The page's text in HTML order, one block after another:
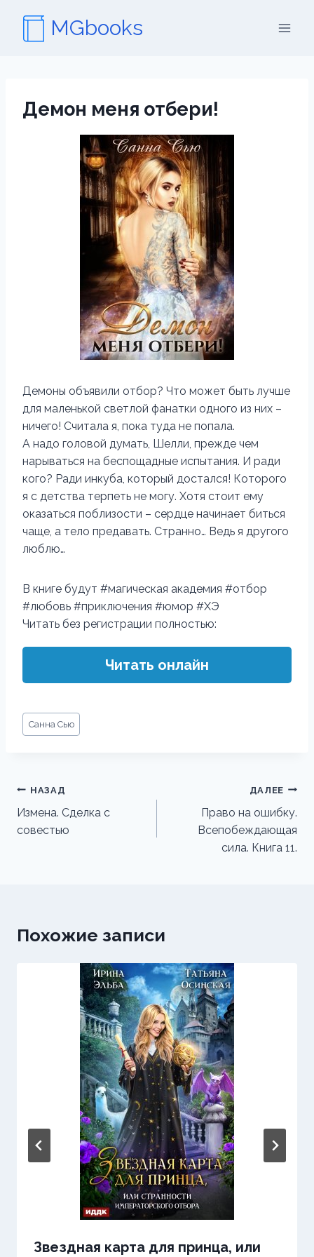
содержимому
MGbooks
Демон меня отбери!
Демоны объявили отбор? Что может быть лучше
для маленькой светлой фанатки одного из них –
ничего! Считала я, пока туда не попала.
А надо головой думать, Шелли, прежде чем
нарываться на беспощадные испытания. И ради
кого? Ради инкуба, который достался! Которого
я с детства терпеть не могу. Хотя стоит ему
оказаться поблизости – сердце начинает биться
чаще, а тело предавать. Странно… Ведь я другого
люблю…
В книге будут #магическая академия #отбор
#любовь #приключения #юмор #ХЭ
Читать без регистрации полностью:
Читать онлайн
Метки
записи:
Санна Сью
Навигация
по
записям
НАЗАД
Измена. Сделка с
совестью
ДАЛЕЕ
Право на ошибку.
Всепобеждающая
сила. Книга 11.
Похожие записи
Звездная карта для принца, или